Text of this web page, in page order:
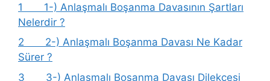
1 1-) Anlaşmalı Boşanma Davasının Şartları
Nelerdir ?
2 2-) Anlaşmalı Boşanma Davası Ne Kadar
Sürer ?
3 3-) Anlaşmalı Boşanma Davası Dilekçesi